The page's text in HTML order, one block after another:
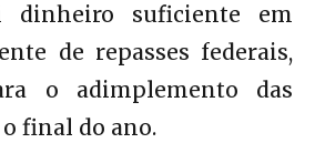
dinheiro suficiente em
de repasses federais,
o adimplemento das
final do ano.